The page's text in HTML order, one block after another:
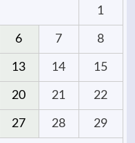
1
6 7 8
13 14 15
20 21 22
27 28 29